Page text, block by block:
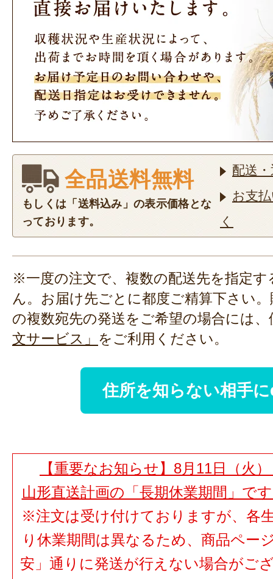
全品送料無料
もしくは「送料込み」の表示価格とな
っております。
配送
お支
く
※一度の注文で、複数の配送先を指定
ん。お届け先ごとに都度ご精算下さい
の複数宛先の発送をご希望の場合には、
文サービス」 をご利用ください。
住所を知らない相手
【重要なお知らせ】8月11日（火
山形直送計画の「長期休業期間」で
※注文は受け付けておりますが、各
り休業期間は異なるため、商品ペー
安」通りに発送が行えない場合がご